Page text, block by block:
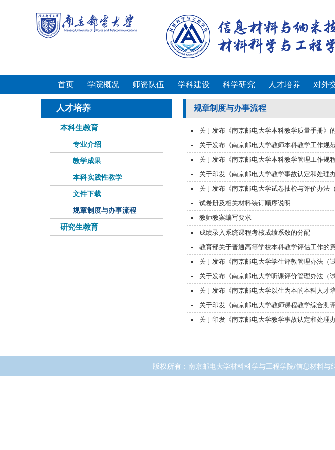
首页 学院概况 师资队伍 学科建设 科学研究 人才培养 对外
人才培养
本科生教育
专业介绍
教学成果
本科实践性教学
文件下载
规章制度与办事流程
研究生教育
规章制度与办事流程
关于发布《南京邮电大学本科教学质量手册》
关于发布《南京邮电大学教师本科教学工作规
关于发布《南京邮电大学本科教学管理工作规
关于印发《南京邮电大学教学事故认定和处理
关于发布《南京邮电大学试卷抽检与评价办法
试卷册及相关材料装订顺序说明
教师教案编写要求
成绩录入系统课程考核成绩系数的分配
教育部关于普通高等学校本科教学评估工作的
关于发布《南京邮电大学学生评教管理办法（
关于发布《南京邮电大学听课评价管理办法（
关于发布《南京邮电大学以生为本的本科人才
关于印发《南京邮电大学教师课程教学综合测
关于印发《南京邮电大学教学事故认定和处理
版权所有：南京邮电大学材料科学与工程学院/信息材料与